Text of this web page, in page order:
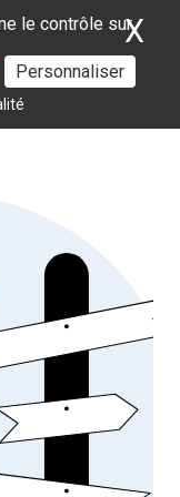
le contrôle sur
Personnaliser
X